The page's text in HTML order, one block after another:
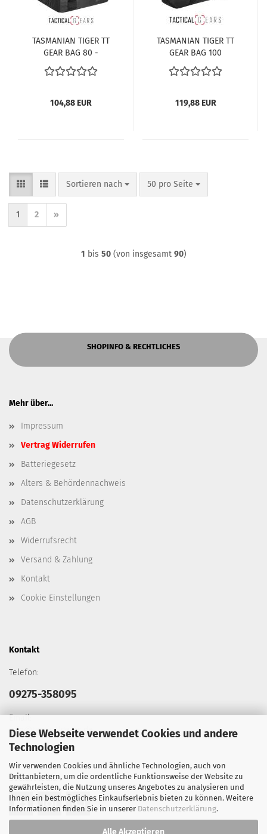
Diese Webseite verwendet Cookies und andere
Technologien
Wir verwenden Cookies und ähnliche Technologien, auch von
Drittanbietern, um die ordentliche Funktionsweise der Website zu
gewährleisten, die Nutzung unseres Angebotes zu analysieren und
Ihnen ein bestmögliches Einkaufserlebnis bieten zu können. Weitere
Informationen finden Sie in unserer Datenschutzerklärung.
Alle Akzeptieren
TASMANIAN TIGER TT
GEAR BAG 80 -
TRANSPORTTASCHE -
SCHWARZ
104,88 EUR
TASMANIAN TIGER TT
GEAR BAG 100
SCHWARZ
119,88 EUR
Sortieren nach
Sortieren nach 50 pro Seite
pro Seite
1 2 »
1 bis 50(von insgesamt 90)
SHOPINFO & RECHTLICHES
Mehr über...
Impressum
Vertrag Widerrufen
Batteriegesetz
Alters & Behördennachweis
Datenschutzerklärung
AGB
Widerrufsrecht
Versand & Zahlung
Kontakt
Cookie Einstellungen
Kontakt
Telefon:
09275-358095
Email:
info@tacticalgears.de
Social Media